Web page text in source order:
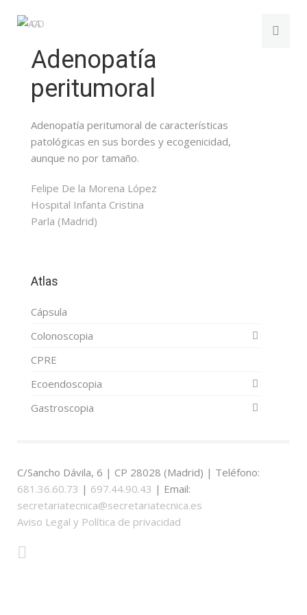
Adenopatía
peritumoral
Adenopatía peritumoral de características
patológicas en sus bordes y ecogenicidad,
aunque no por tamaño.
Felipe De la Morena López
Hospital Infanta Cristina
Parla (Madrid)
Atlas
Cápsula
Colonoscopia
CPRE
Ecoendoscopia
Gastroscopia
C/Sancho Dávila, 6 | CP 28028 (Madrid) | Teléfono:
681.36.60.73 | 697.44.90.43 | Email:
secretariatecnica@secretariatecnica.es
Aviso Legal y Política de privacidad